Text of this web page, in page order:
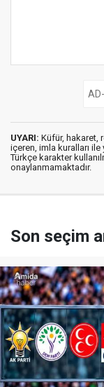
UYARI: Küfür, hakaret,
içeren, imla kuralları ile
Türkçe karakter
onaylanmamaktadır.
Son seçim